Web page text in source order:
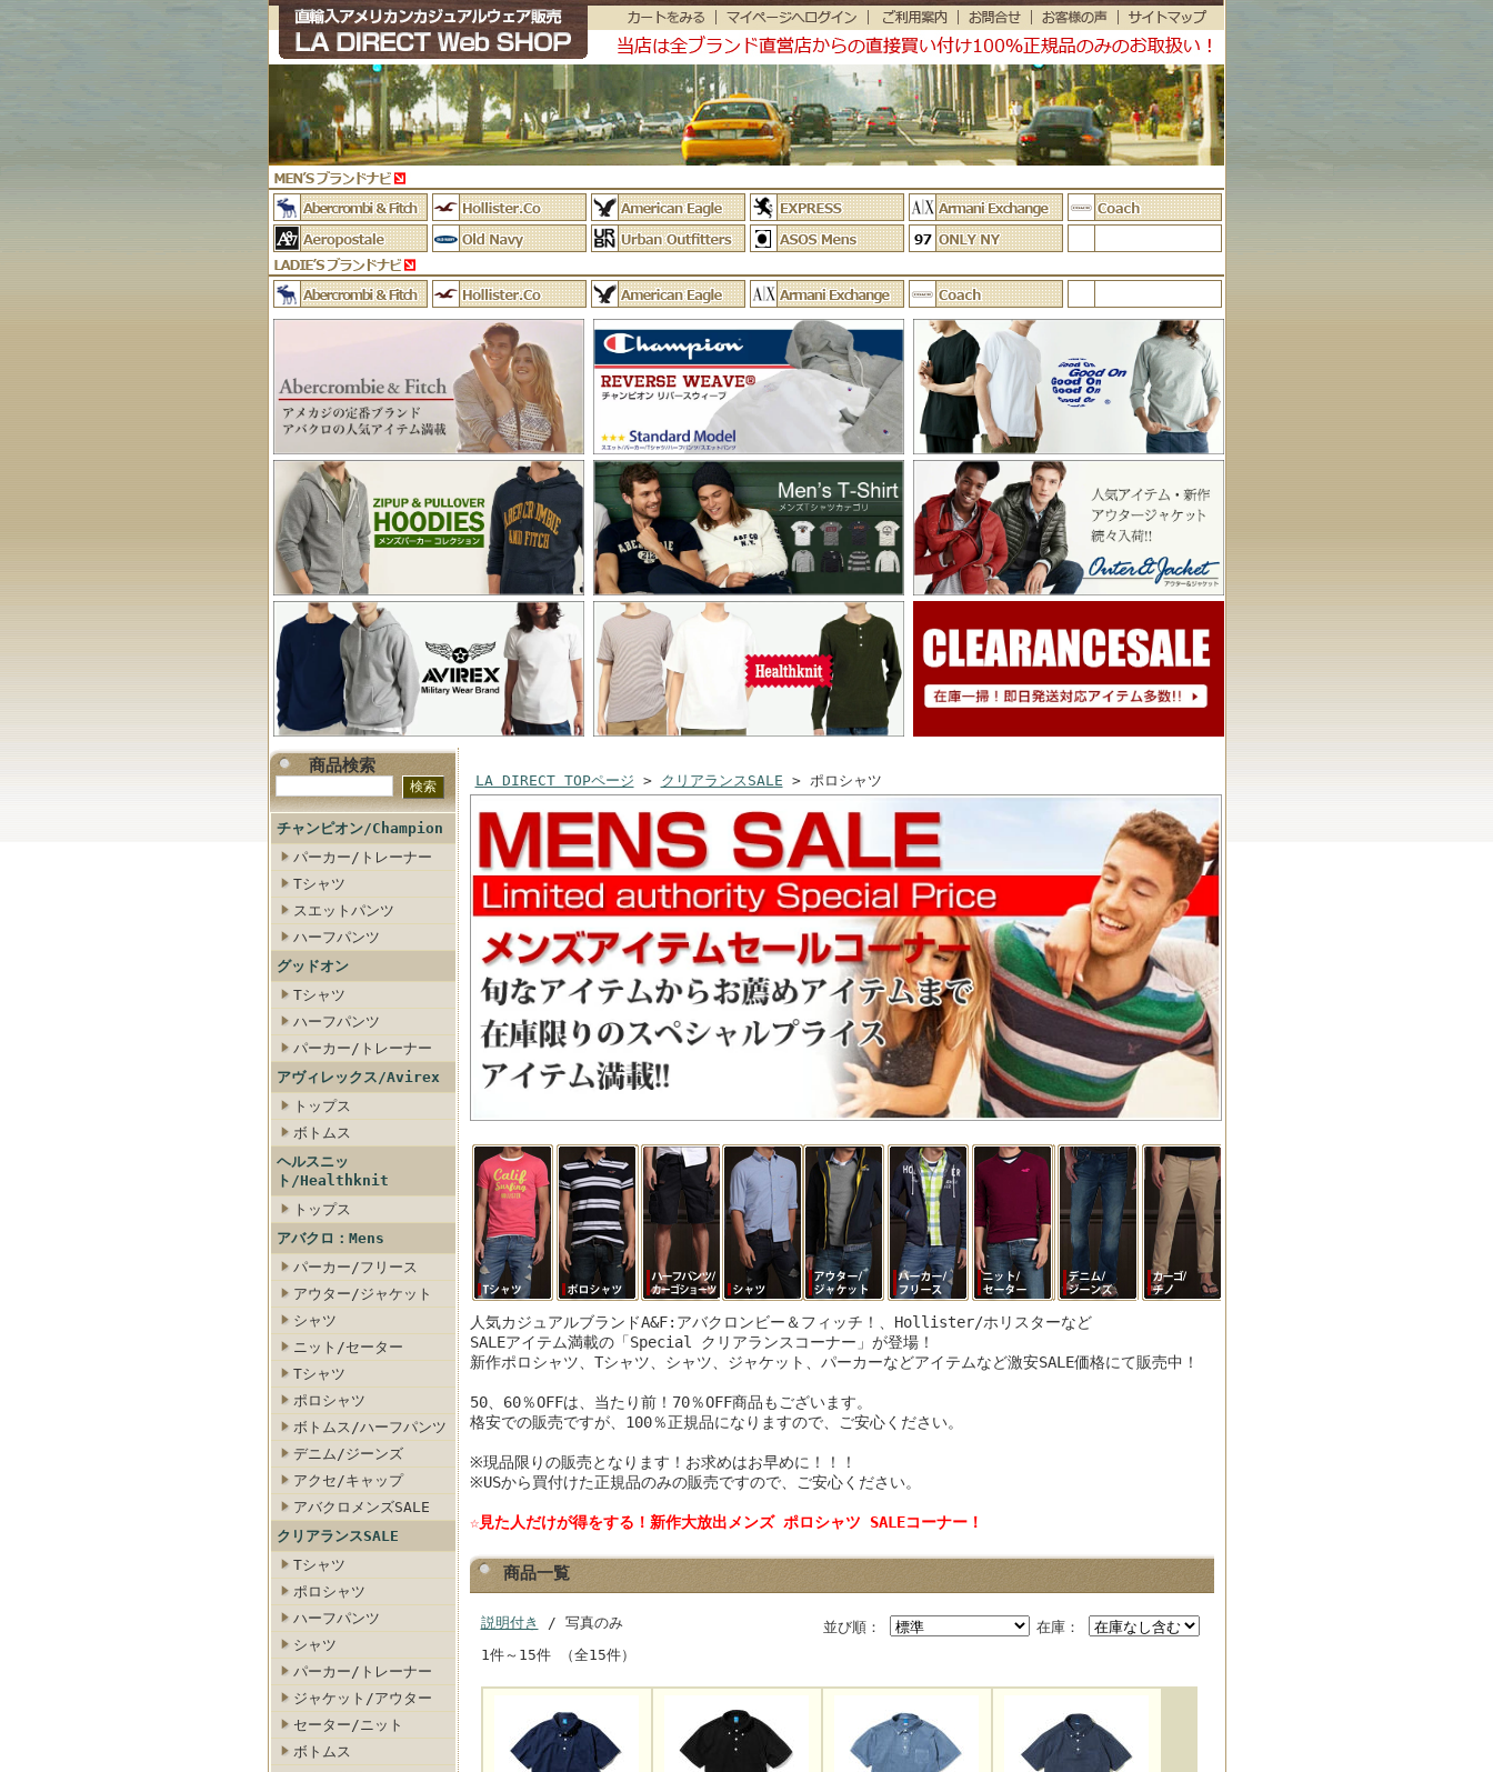
商品検索
チャンピオン/Champion
パーカー/トレーナー
Tシャツ
スエットパンツ
ハーフパンツ
グッドオン
Tシャツ
ハーフパンツ
パーカー/トレーナー
アヴィレックス/Avirex
トップス
ボトムス
ヘルスニッ
ト/Healthknit
トップス
アバクロ：Mens
パーカー/フリース
アウター/ジャケット
シャツ
ニット/セーター
Tシャツ
ポロシャツ
ボトムス/ハーフパンツ
デニム/ジーンズ
アクセ/キャップ
アバクロメンズSALE
クリアランスSALE
Tシャツ
ポロシャツ
ハーフパンツ
シャツ
パーカー/トレーナー
ジャケット/アウター
セーター/ニット
ボトムス
LA DIRECT TOPページ > クリアランスSALE > ポロシャツ
人気カジュアルブランドA&F:アバクロンビー＆フィッチ！、Hollister/ホリスターなど
SALEアイテム満載の「Special クリアランスコーナー」が登場！
新作ポロシャツ、Tシャツ、シャツ、ジャケット、パーカーなどアイテムなど激安SALE価格にて販売中！
50、60％OFFは、当たり前！70％OFF商品もございます。
格安での販売ですが、100％正規品になりますので、ご安心ください。
※現品限りの販売となります！お求めはお早めに！！！
※USから買付けた正規品のみの販売ですので、ご安心ください。
☆見た人だけが得をする！新作大放出メンズ ポロシャツ SALEコーナー！
商品一覧
在庫：
並び順：
説明付き
/ 写真のみ
1件～15件 （全15件）